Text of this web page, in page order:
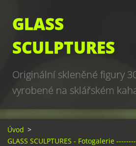
GLASS
SCULPTURES
Originální skleněné figury
vyrobené na sklářském
design, hand made, art
world unique production
Úvod >
GLASS SCULPTURES - Fotogalerie